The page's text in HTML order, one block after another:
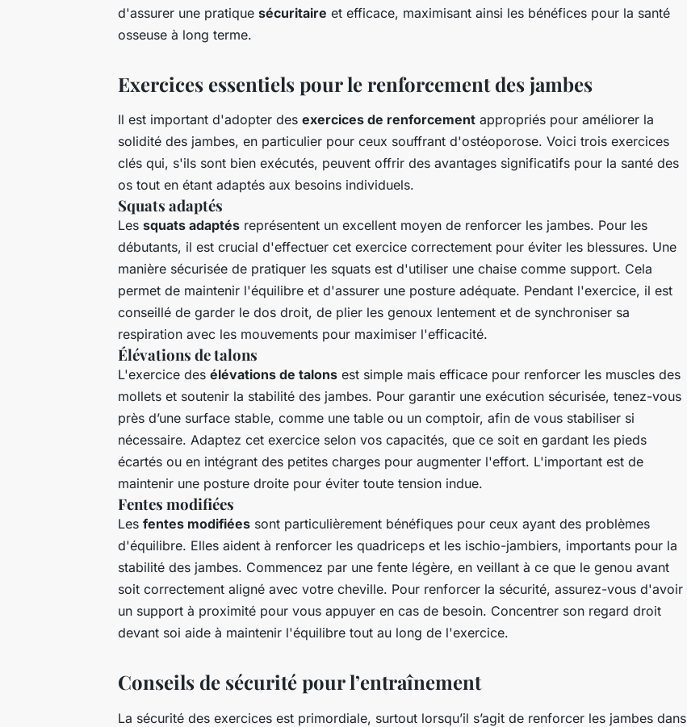
d'assurer une pratique sécuritaire et efficace, maximisant ainsi les bénéfices pour la santé
osseuse à long terme.
Exercices essentiels pour le renforcement des jambes
Il est important d'adopter des exercices de renforcement appropriés pour améliorer la
solidité des jambes, en particulier pour ceux souffrant d'ostéoporose. Voici trois exercices
clés qui, s'ils sont bien exécutés, peuvent offrir des avantages significatifs pour la santé des
os tout en étant adaptés aux besoins individuels.
Squats adaptés
Les squats adaptés représentent un excellent moyen de renforcer les jambes. Pour les
débutants, il est crucial d'effectuer cet exercice correctement pour éviter les blessures. Une
manière sécurisée de pratiquer les squats est d'utiliser une chaise comme support. Cela
permet de maintenir l'équilibre et d'assurer une posture adéquate. Pendant l'exercice, il est
conseillé de garder le dos droit, de plier les genoux lentement et de synchroniser sa
respiration avec les mouvements pour maximiser l'efficacité.
Élévations de talons
L'exercice des élévations de talons est simple mais efficace pour renforcer les muscles des
mollets et soutenir la stabilité des jambes. Pour garantir une exécution sécurisée, tenez-vous
près d’une surface stable, comme une table ou un comptoir, afin de vous stabiliser si
nécessaire. Adaptez cet exercice selon vos capacités, que ce soit en gardant les pieds
écartés ou en intégrant des petites charges pour augmenter l'effort. L'important est de
maintenir une posture droite pour éviter toute tension indue.
Fentes modifiées
Les fentes modifiées sont particulièrement bénéfiques pour ceux ayant des problèmes
d'équilibre. Elles aident à renforcer les quadriceps et les ischio-jambiers, importants pour la
stabilité des jambes. Commencez par une fente légère, en veillant à ce que le genou avant
soit correctement aligné avec votre cheville. Pour renforcer la sécurité, assurez-vous d'avoir
un support à proximité pour vous appuyer en cas de besoin. Concentrer son regard droit
devant soi aide à maintenir l'équilibre tout au long de l'exercice.
Conseils de sécurité pour l’entraînement
La sécurité des exercices est primordiale, surtout lorsqu’il s’agit de renforcer les jambes dans